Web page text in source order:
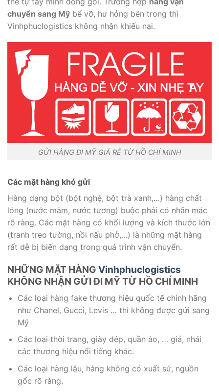
chuyển sang Mỹ bể vỡ, hư hỏng bên trong thì
Vinhphuclogistics không nhận khiếu nại.
GỬI HÀNG ĐI MỸ GIÁ RẺ TỪ HỒ CHÍ MINH
Các mặt hàng khó gửi
Hàng dạng bột (bột nghệ, bột trà xanh,…) hàng chất
lỏng (nước mắm, nước tương) buộc phải có nhãn mác
rõ ràng. Các mặt hàng có khối lượng và kích thước lớn
(tranh treo tường, nồi nấu phở,…) là những mặt hàng
rất dễ bị biến dạng trong quá trình vận chuyển.
NHỮNG MẶT HÀNG Vinhphuclogistics
KHÔNG NHẬN GỬI ĐI MỸ TỪ HỒ CHÍ MINH
Các loại hàng fake thương hiệu quốc tế chính hãng
như Chanel, Gucci, Levis … thì không được gửi sang
Mỹ
Các loại thời trang, giày dép, quần áo, … giả, nhái
các thương hiệu nổi tiếng khác.
Các loại hàng lậu, hàng không có xuất sứ, nguồn
gốc rõ ràng.